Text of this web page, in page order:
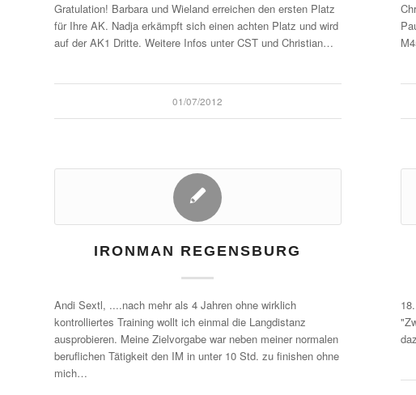
Gratulation! Barbara und Wieland erreichen den ersten Platz
für Ihre AK. Nadja erkämpft sich einen achten Platz und wird
auf der AK1 Dritte. Weitere Infos unter CST und Christian…
01/07/2012
IRONMAN REGENSBURG
Andi Sextl, ....nach mehr als 4 Jahren ohne wirklich
kontrolliertes Training wollt ich einmal die Langdistanz
ausprobieren. Meine Zielvorgabe war neben meiner normalen
beruflichen Tätigkeit den IM in unter 10 Std. zu finishen ohne
mich…